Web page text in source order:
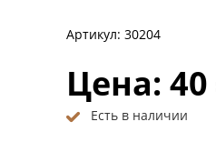
Артикул: 30204
Цена: 40
Есть в наличии